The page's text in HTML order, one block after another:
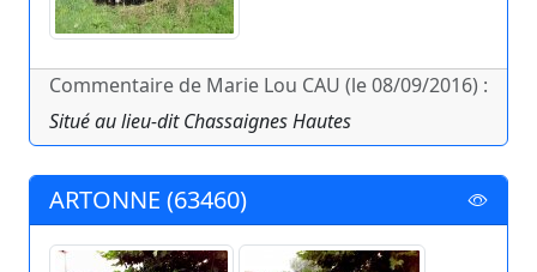
Commentaire de Marie Lou CAU (le 08/09/2016) :
Situé au lieu-dit Chassaignes Hautes
ARTONNE (63460)